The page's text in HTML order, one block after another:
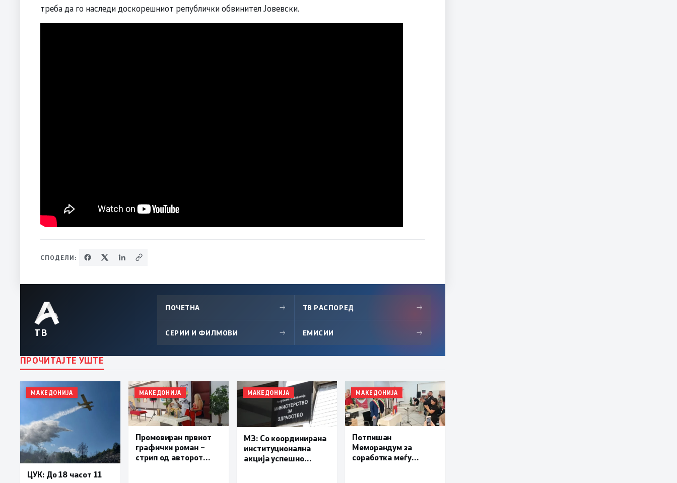
треба да го наследи доскорешниот републички обвинител Јовевски.
СПОДЕЛИ:
ТВ
ПОЧЕТНА → ТВ РАСПОРЕД →
СЕРИИ И ФИЛМОВИ → ЕМИСИИ →
ПРОЧИТАЈТЕ УШТЕ
МАКЕДОНИЈА
ЦУК: До 18 часот 11
МАКЕДОНИЈА
Промовиран првиот
графички роман –
стрип од авторот
МАКЕДОНИЈА
МЗ: Со координирана
институционална
акција успешно
МАКЕДОНИЈА
Потпишан
Меморандум за
соработка меѓу